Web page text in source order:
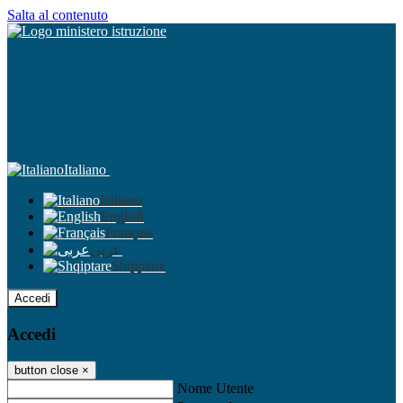
Salta al contenuto
Italiano
Italiano
English
Français
عربى
Shqiptare
Accedi
Accedi
button close ×
Nome Utente